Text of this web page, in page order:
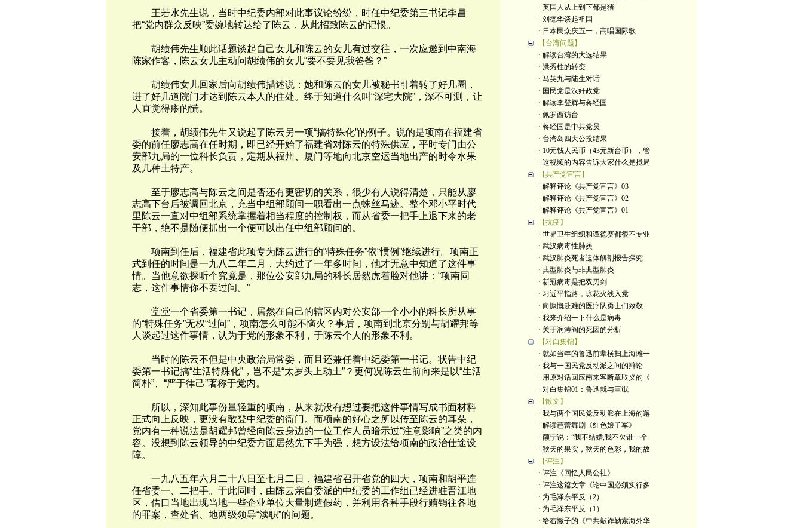
王若水先生说，当时中纪委内部对此事议论纷纷，时任中纪委第三书记李昌
把“党内群众反映”委婉地转达给了陈云，从此招致陈云的记恨。
胡绩伟先生顺此话题谈起自己女儿和陈云的女儿有过交往，一次应邀到中南海
陈家作客，陈云女儿主动问胡绩伟的女儿“要不要见我爸爸？”
胡绩伟女儿回家后向胡绩伟描述说：她和陈云的女儿被秘书引着转了好几圈，
进了好几道院门才达到陈云本人的住处。终于知道什么叫“深宅大院”，深不可测，让
人直觉得瘆的慌。
接着，胡绩伟先生又说起了陈云另一项“搞特殊化”的例子。说的是项南在福建省
委的前任廖志高在任时期，即已经开始了福建省对陈云的特殊供应，平时专门由公
安部九局的一位科长负责，定期从福州、厦门等地向北京空运当地出产的时令水果
及几种土特产。
至于廖志高与陈云之间是否还有更密切的关系，很少有人说得清楚，只能从廖
志高下台后被调回北京，充当中组部顾问一职看出一点蛛丝马迹。整个邓小平时代
里陈云一直对中组部系统掌握着相当程度的控制权，而从省委一把手上退下来的老
干部，绝不是随便抓出一个便可以出任中组部顾问的。
项南到任后，福建省此项专为陈云进行的“特殊任务”依“惯例”继续进行。项南正
式到任的时间是一九八二年二月，大约过了一年多时间，他才无意中知道了这件事
情。当他意欲探听个究竟是，那位公安部九局的科长居然虎着脸对他讲：“项南同
志，这件事情你不要过问。”
堂堂一个省委第一书记，居然在自己的辖区内对公安部一个小小的科长所从事
的“特殊任务”无权“过问”，项南怎么可能不恼火？事后，项南到北京分别与胡耀邦等
人谈起过这件事情，认为于党的形象不利，于陈云个人的形象不利。
当时的陈云不但是中央政治局常委，而且还兼任着中纪委第一书记。状告中纪
委第一书记搞“生活特殊化”，岂不是“太岁头上动土”？更何况陈云生前向来是以“生活
简朴”、“严于律己”著称于党内。
所以，深知此事份量轻重的项南，从来就没有想过要把这件事情写成书面材料
正式向上反映，更没有敢登中纪委的衙门。而项南的好心之所以传至陈云的耳朵，
党内有一种说法是胡耀邦曾经向陈云身边的一位工作人员暗示过“注意影响”之类的内
容。没想到陈云领导的中纪委方面居然先下手为强，想方设法给项南的政治仕途设
障。
一九八五年六月二十八日至七月二日，福建省召开省党的四大，项南和胡平连
任省委一、二把手。于此同时，由陈云亲自委派的中纪委的工作组已经进驻晋江地
区，借口当地出现当地一些企业单位大量制造假药，并利用各种手段行贿销往各地
的罪案，查处省、地两级领导“渎职”的问题。
· 英国人从上到下都是猪
· 刘德华谈起祖国
· 日本民众庆五一，高唱国际歌
【台湾问题】
· 解读台湾的大选结果
· 洪秀柱的转变
· 马英九与陆生对话
· 国民党是汉奸政党
· 解读李登辉与蒋经国
· 佩罗西访台
· 蒋经国是中共党员
· 台湾岛四大公投结果
· 10元钱人民币（43元新台币），管
· 这视频的内容告诉大家什么是搅局
【共产党宣言】
· 解释评论《共产党宣言》03
· 解释评论《共产党宣言》02
· 解释评论《共产党宣言》01
【抗疫】
· 世界卫生组织和谭德赛都很不专业
· 武汉病毒性肺炎
· 武汉肺炎死者遗体解剖报告探究
· 典型肺炎与非典型肺炎
· 新冠病毒是把双刃剑
· 习近平指路，琼花火线入党
· 向慷慨赴难的医疗队勇士们致敬
· 我来介绍一下什么是病毒
· 关于润涛阎的死因的分析
【对白集锦】
· 就如当年的鲁迅前辈横扫上海滩一
· 我与一国民党反动派之间的辩论
· 用原对话回应南来客断章取义的《
· 对白集锦01：鲁迅就与巨氓
【散文】
· 我与两个国民党反动派在上海的邂
· 解读芭蕾舞剧《红色娘子军》
· 颜宁说：“我不结婚,我不欠谁一个
· 秋天的果实，秋天的色彩，我的故
【评注】
· 评注《回忆人民公社》
· 评注这篇文章《论中国必须实行多
· 为毛泽东平反（2）
· 为毛泽东平反（1）
· 给右撇子的《中共敲诈勒索海外华